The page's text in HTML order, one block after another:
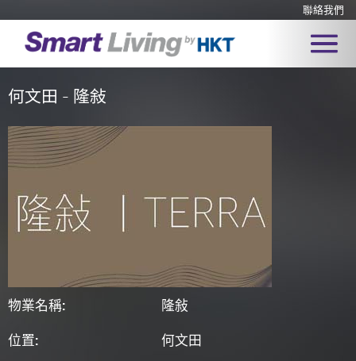
聯絡我們
何文田 - 隆敍
物業名稱: 隆敍
位置: 何文田